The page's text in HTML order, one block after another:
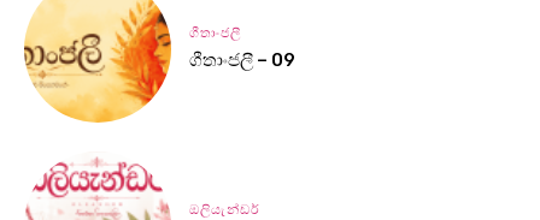
ගීතාංජලී
ගීතාංජලී – 09
ඔලියැන්ඩර්